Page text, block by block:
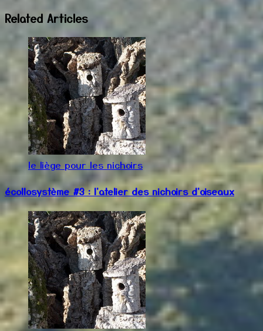
Related Articles
le liège pour les nichoirs
écollosystème #3 : l'atelier des nichoirs d'oiseaux